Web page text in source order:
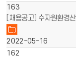
163
[채용공고] 수자원환경
2022-05-16
162